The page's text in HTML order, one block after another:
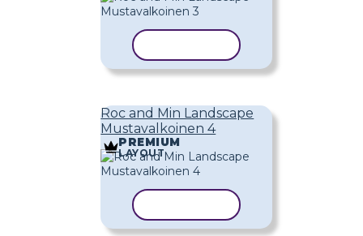
Roc and Min Landscape
Mustavalkoinen 4
PREMIUM
LAYOUT